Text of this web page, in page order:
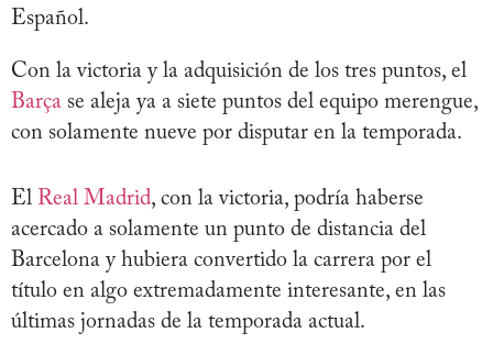
Español.
Con la victoria y la adquisición de los tres puntos, el
Barça se aleja ya a siete puntos del equipo merengue,
con solamente nueve por disputar en la temporada.
El Real Madrid, con la victoria, podría haberse
acercado a solamente un punto de distancia del
Barcelona y hubiera convertido la carrera por el
título en algo extremadamente interesante, en las
últimas jornadas de la temporada actual.